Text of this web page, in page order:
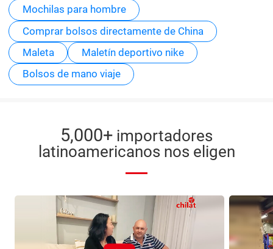
Mochilas para hombre
Comprar bolsos directamente de China
Maleta
Maletín deportivo nike
Bolsos de mano viaje
5,000+ importadores
latinoamericanos nos eligen